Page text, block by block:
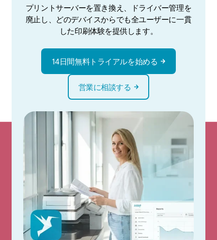
プリントサーバーを置き換え、ドライバー管理を
廃止し、どのデバイスからでも全ユーザーに一貫
した印刷体験を提供します。
14日間無料トライアルを始める
営業に相談する